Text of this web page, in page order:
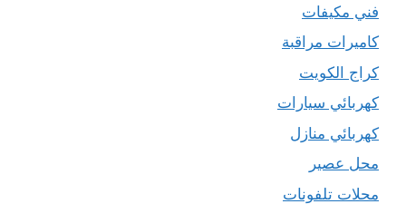
فني مكيفات
كاميرات مراقبة
كراج الكويت
كهربائي سيارات
كهربائي منازل
محل عصير
محلات تلفونات